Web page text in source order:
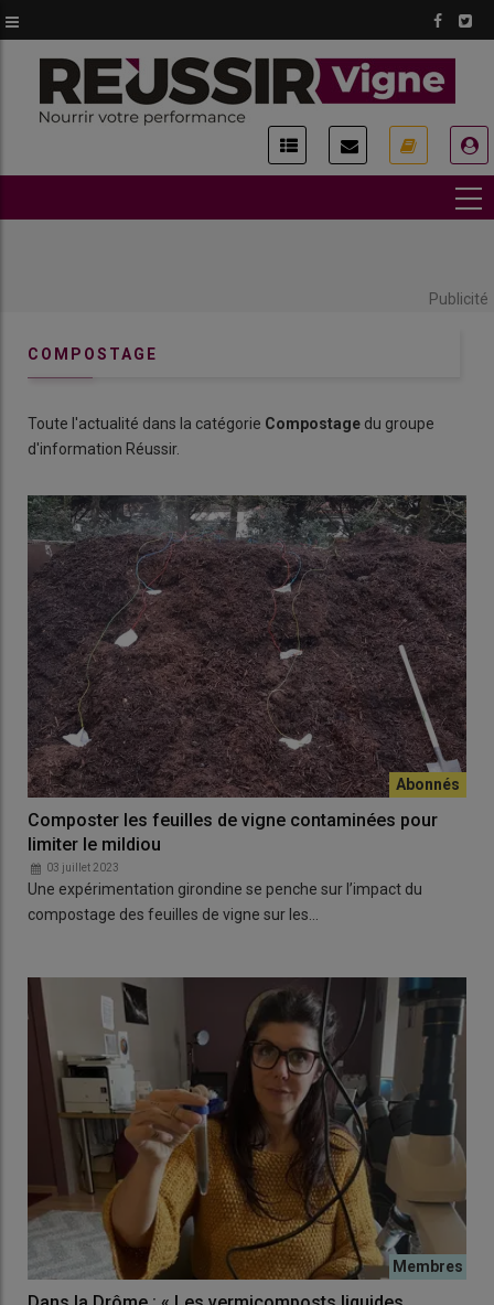
au
contenu
principal
Publicité
COMPOSTAGE
Toute l'actualité dans la catégorie Compostage du groupe
d'information Réussir.
Composter les feuilles de vigne contaminées pour
limiter le mildiou
03 juillet 2023
Une expérimentation girondine se penche sur l’impact du
compostage des feuilles de vigne sur les…